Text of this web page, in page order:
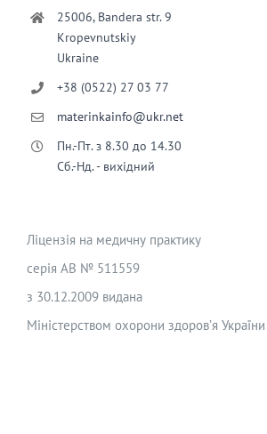
25006, Bandera str. 9
Kropevnutskiy
Ukraine
+38 (0522) 27 03 77
materinkainfo@ukr.net
Пн.-Пт. з 8.30 до 14.30
Сб.-Нд. - вихідний
Ліцензія на медичну практику
серія АВ № 511559
з 30.12.2009 видана
Міністерством охорони здоров’я України